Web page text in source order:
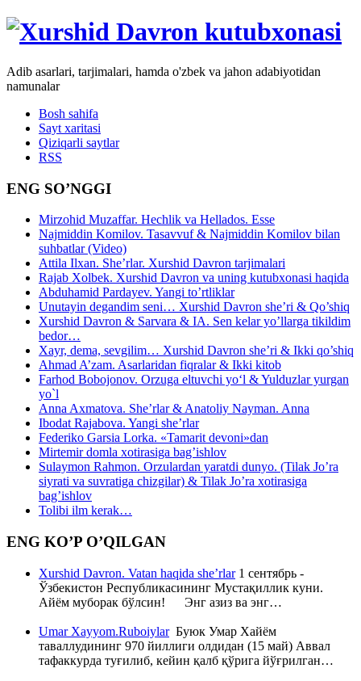
Adib asarlari, tarjimalari, hamda o'zbek va jahon adabiyotidan
namunalar
Bosh sahifa
Sayt xaritasi
Qiziqarli saytlar
RSS
ENG SO’NGGI
Mirzohid Muzaffar. Hechlik va Hellados. Esse
Najmiddin Komilov. Tasavvuf & Najmiddin Komilov bilan
suhbatlar (Video)
Attila Ilxan. She’rlar. Xurshid Davron tarjimalari
Rajab Xolbek. Xurshid Davron va uning kutubxonasi haqida
Abduhamid Pardayev. Yangi to’rtliklar
Unutayin degandim seni… Xurshid Davron she’ri & Qo’shiq
Xurshid Davron & Sarvara & IA. Sen kelar yo’llarga tikildim
bedor…
Xayr, dema, sevgilim… Xurshid Davron she’ri & Ikki qo’shiq
Ahmad A’zam. Asarlaridan fiqralar & Ikki kitob
Farhod Bobojonov. Orzuga eltuvchi yo‘l & Yulduzlar yurgan
yo`l
Anna Axmatova. She’rlar & Anatoliy Nayman. Anna
Ibodat Rajabova. Yangi she’rlar
Federiko Garsia Lorka. «Tamarit devoni»dan
Mirtemir domla xotirasiga bag’ishlov
Sulaymon Rahmon. Orzulardan yaratdi dunyo. (Tilak Jo’ra
siyrati va suvratiga chizgilar) & Tilak Jo’ra xotirasiga
bag’ishlov
Tolibi ilm kerak…
ENG KO’P O’QILGAN
Xurshid Davron. Vatan haqida she’rlar1 сентябрь -
Ўзбекистон Республикасининг Мустақиллик куни.
Айём муборак бўлсин! Энг азиз ва энг…
Umar Xayyom.RuboiylarБуюк Умар Хайём
таваллудининг 970 йиллиги олдидан (15 май) Аввал
тафаккурда туғилиб, кейин қалб қўрига йўғрилган…